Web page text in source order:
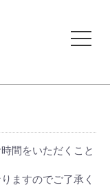
store
間をいただくこと
ますのでご了承く